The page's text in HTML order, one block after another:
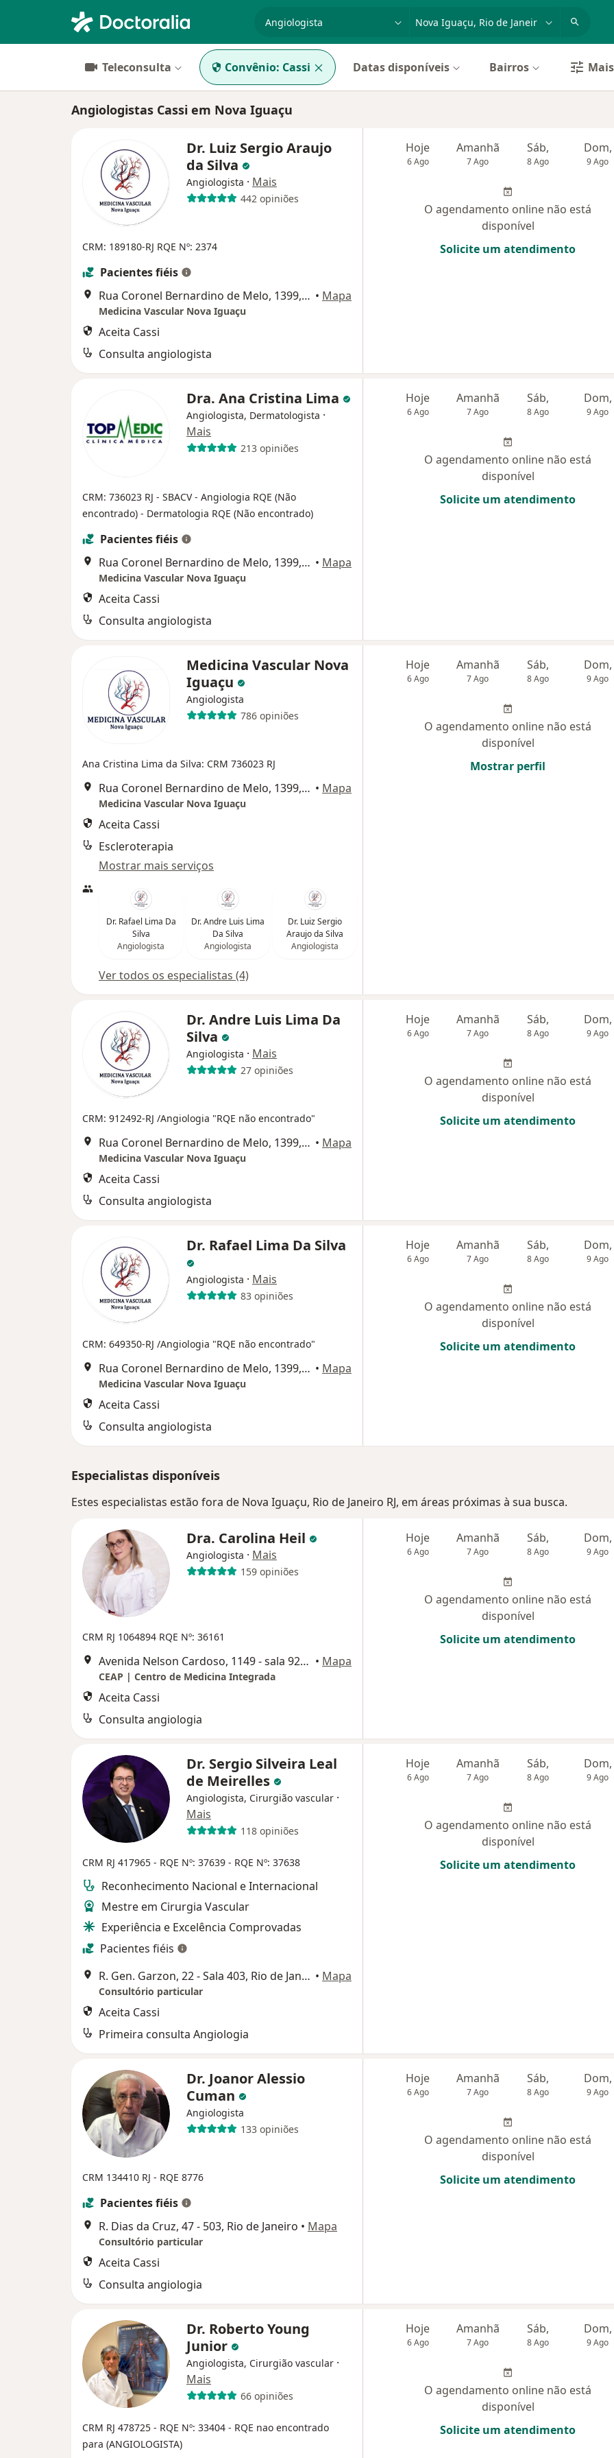
Teleconsulta Convênio: Cassi Datas disponíveis Bairros
Angiologistas Cassi em Nova Iguaçu
Dr. Luiz Sergio Araujo
da Silva
Angiologista · Mais
442 opiniões
CRM: 189180-RJ RQE Nº: 2374
Pacientes fiéis
Rua Coronel Bernardino de Melo, 1399, Sala 504, Centro, Nova Iguaçú - RJ, Nova Iguaçu • Mapa
Medicina Vascular Nova Iguaçu
Aceita Cassi
Consulta angiologista
Hoje
6 Ago
Amanhã
7 Ago
Sáb,
8 Ago
Dom,
9 Ago
O agendamento online não está
disponível
Solicite um atendimento
Dra. Ana Cristina Lima
Angiologista, Dermatologista ·
Mais
213 opiniões
CRM: 736023 RJ - SBACV- Angiologia RQE (Não
encontrado) - Dermatologia RQE (Não encontrado)
Pacientes fiéis
Rua Coronel Bernardino de Melo, 1399, Sala 504, Centro, Nova Iguaçú - RJ, Nova Iguaçu • Mapa
Medicina Vascular Nova Iguaçu
Aceita Cassi
Consulta angiologista
Hoje
6 Ago
Amanhã
7 Ago
Sáb,
8 Ago
Dom,
9 Ago
O agendamento online não está
disponível
Solicite um atendimento
Medicina Vascular Nova
Iguaçu
Angiologista
786 opiniões
Ana Cristina Lima da Silva: CRM 736023 RJ
Rua Coronel Bernardino de Melo, 1399, Sala 504, Centro, Nova Iguaçú - RJ, Nova Iguaçu • Mapa
Medicina Vascular Nova Iguaçu
Aceita Cassi
Escleroterapia
Mostrar mais serviços
Dr. Rafael Lima Da
Silva
Angiologista
Dr. Andre Luis Lima
Da Silva
Angiologista
Dr. Luiz Sergio
Araujo da Silva
Angiologista
Ver todos os especialistas (4)
Hoje
6 Ago
Amanhã
7 Ago
Sáb,
8 Ago
Dom,
9 Ago
O agendamento online não está
disponível
Mostrar perfil
Dr. Andre Luis Lima Da
Silva
Angiologista · Mais
27 opiniões
CRM: 912492-RJ /Angiologia "RQE não encontrado"
Rua Coronel Bernardino de Melo, 1399, Sala 504, Centro, Nova Iguaçú - RJ, Nova Iguaçu • Mapa
Medicina Vascular Nova Iguaçu
Aceita Cassi
Consulta angiologista
Hoje
6 Ago
Amanhã
7 Ago
Sáb,
8 Ago
Dom,
9 Ago
O agendamento online não está
disponível
Solicite um atendimento
Dr. Rafael Lima Da Silva
Angiologista · Mais
83 opiniões
CRM: 649350-RJ /Angiologia "RQE não encontrado"
Rua Coronel Bernardino de Melo, 1399, Sala 504, Centro, Nova Iguaçú - RJ, Nova Iguaçu • Mapa
Medicina Vascular Nova Iguaçu
Aceita Cassi
Consulta angiologista
Hoje
6 Ago
Amanhã
7 Ago
Sáb,
8 Ago
Dom,
9 Ago
O agendamento online não está
disponível
Solicite um atendimento
Especialistas disponíveis
Estes especialistas estão fora de Nova Iguaçu, Rio de Janeiro RJ, em áreas próximas à sua busca.
Dra. Carolina Heil
Angiologista · Mais
159 opiniões
CRM RJ 1064894 RQE Nº: 36161
Avenida Nelson Cardoso, 1149 - sala 923, Rio de Janeiro • Mapa
CEAP | Centro de Medicina Integrada
Aceita Cassi
Consulta angiologia
Hoje
6 Ago
Amanhã
7 Ago
Sáb,
8 Ago
Dom,
9 Ago
O agendamento online não está
disponível
Solicite um atendimento
Dr. Sergio Silveira Leal
de Meirelles
Angiologista, Cirurgião vascular ·
Mais
118 opiniões
CRM RJ 417965 - RQE Nº: 37639 - RQE Nº: 37638
Reconhecimento Nacional e Internacional
Mestre em Cirurgia Vascular
Experiência e Excelência Comprovadas
Pacientes fiéis
R. Gen. Garzon, 22 - Sala 403, Rio de Janeiro • Mapa
Consultório particular
Aceita Cassi
Primeira consulta Angiologia
Hoje
6 Ago
Amanhã
7 Ago
Sáb,
8 Ago
Dom,
9 Ago
O agendamento online não está
disponível
Solicite um atendimento
Dr. Joanor Alessio
Cuman
Angiologista
133 opiniões
CRM 134410 RJ - RQE 8776
Pacientes fiéis
R. Dias da Cruz, 47 - 503, Rio de Janeiro • Mapa
Consultório particular
Aceita Cassi
Consulta angiologia
Hoje
6 Ago
Amanhã
7 Ago
Sáb,
8 Ago
Dom,
9 Ago
O agendamento online não está
disponível
Solicite um atendimento
Dr. Roberto Young
Junior
Angiologista, Cirurgião vascular ·
Mais
66 opiniões
CRM RJ 478725 - RQE Nº: 33404 - RQE nao encontrado
para (ANGIOLOGISTA)
Hoje
6 Ago
Amanhã
7 Ago
Sáb,
8 Ago
Dom,
9 Ago
O agendamento online não está
disponível
Solicite um atendimento